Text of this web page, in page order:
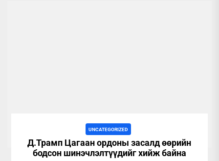
UNCATEGORIZED
Д.Трамп Цагаан ордоны засалд өөрийн
бодсон шинэчлэлтүүдийг хийж байна